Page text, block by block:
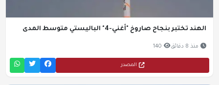
الهند تختبر بنجاح صاروخ "أغني-4" الباليستي متوسط المدى
منذ 8 دقائق 140
المصدر